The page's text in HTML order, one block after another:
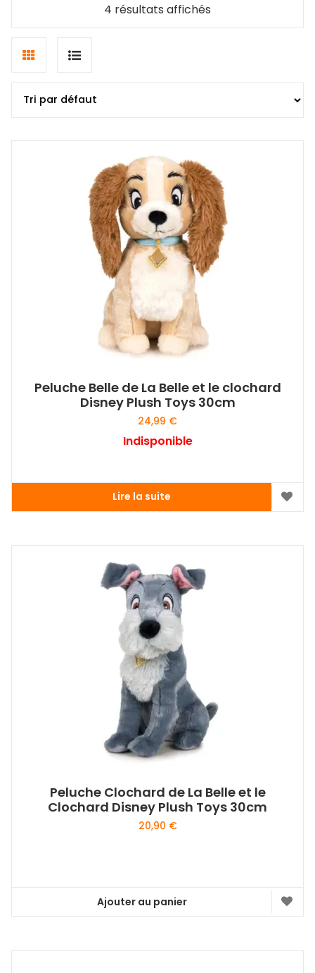
4 résultats affichés
Grid
List
Peluche Belle de La Belle et le clochard
Disney Plush Toys 30cm
24,99 €
Indisponible
Lire la suite
Peluche Clochard de La Belle et le
Clochard Disney Plush Toys 30cm
20,90 €
Ajouter au panier